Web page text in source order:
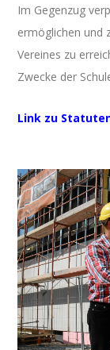
Im Gegenzug
ermöglichen und
Vereines zu
Zwecke der
Link zu